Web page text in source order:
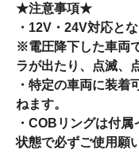
★注意事項★
・12V・24V対応とな
※電圧降下した車両
ラが出たり、点滅、
・特定の車両に装着
ねます。
・COBリングは付
状態で必ずご使用願